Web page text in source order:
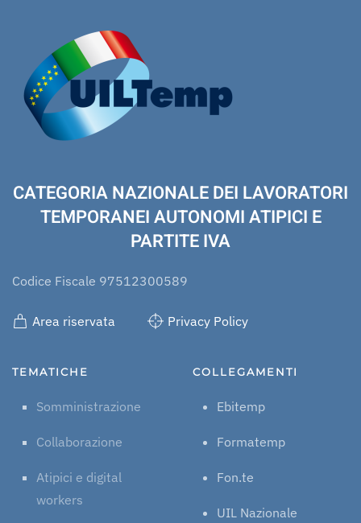
CATEGORIA NAZIONALE DEI LAVORATORI
TEMPORANEI AUTONOMI ATIPICI E
PARTITE IVA
Codice Fiscale 97512300589
Area riservata Privacy Policy
TEMATICHE
Somministrazione
Collaborazione
Atipici e digital
workers
COLLEGAMENTI
Ebitemp
Formatemp
Fon.te
UIL Nazionale